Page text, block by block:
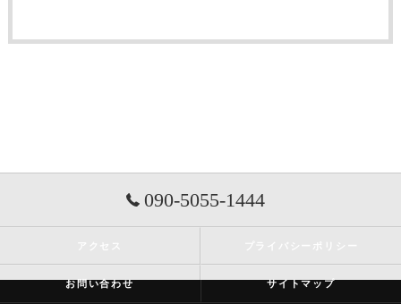
090-5055-1444
お問い合わせ サイトマップ